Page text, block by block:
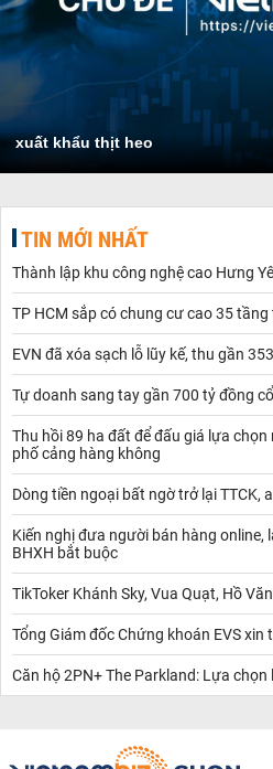
xuất khẩu thịt heo
TIN MỚI NHẤT
Thành lập khu công nghệ cao Hưng
TP HCM sắp có chung cư cao 35 tầng
EVN đã xóa sạch lỗ lũy kế, thu gần
Tự doanh sang tay gần 700 tỷ đồng
Thu hồi 89 ha đất để đấu giá lựa
phố cảng hàng không
Dòng tiền ngoại bất ngờ trở lại TTCK,
Kiến nghị đưa người bán hàng online,
BHXH bắt buộc
TikToker Khánh Sky, Vua Quạt, Hồ
Tổng Giám đốc Chứng khoán EVS xin
Căn hộ 2PN+ The Parkland: Lựa